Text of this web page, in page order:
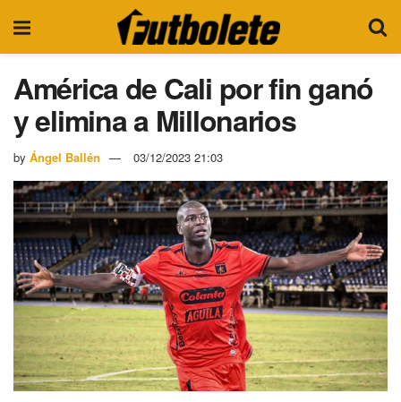
América de Cali por fin ganó
y elimina a Millonarios
by Ángel Ballén 03/12/2023 21:03